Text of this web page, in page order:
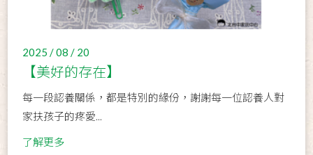
2025 / 08 / 20
【美好的存在】
每一段認養關係，都是特別的緣份，謝謝每一位認養人對
家扶孩子的疼愛...
了解更多